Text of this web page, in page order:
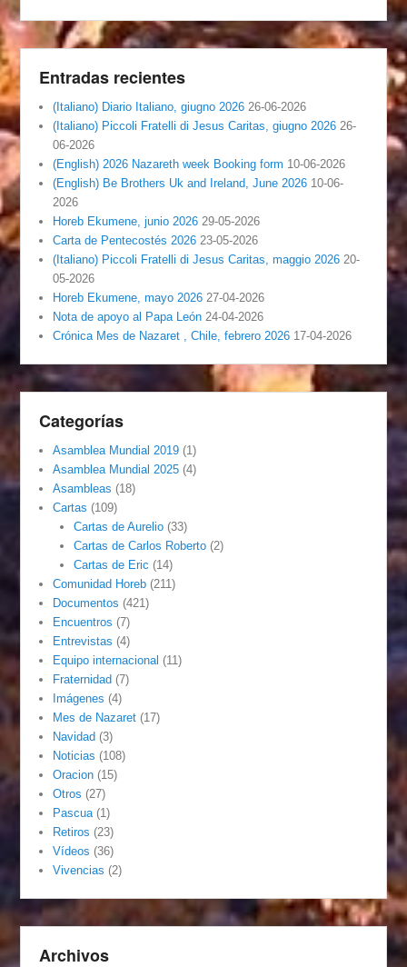
Entradas recientes
(Italiano) Diario Italiano, giugno 2026 26-06-2026
(Italiano) Piccoli Fratelli di Jesus Caritas, giugno 2026 26-
06-2026
(English) 2026 Nazareth week Booking form 10-06-2026
(English) Be Brothers Uk and Ireland, June 2026 10-06-
2026
Horeb Ekumene, junio 2026 29-05-2026
Carta de Pentecostés 2026 23-05-2026
(Italiano) Piccoli Fratelli di Jesus Caritas, maggio 2026 20-
05-2026
Horeb Ekumene, mayo 2026 27-04-2026
Nota de apoyo al Papa León 24-04-2026
Crónica Mes de Nazaret , Chile, febrero 2026 17-04-2026
Categorías
Asamblea Mundial 2019 (1)
Asamblea Mundial 2025 (4)
Asambleas (18)
Cartas (109)
Cartas de Aurelio(33)
Cartas de Carlos Roberto(2)
Cartas de Eric (14)
Comunidad Horeb (211)
Documentos (421)
Encuentros (7)
Entrevistas (4)
Equipo internacional (11)
Fraternidad (7)
Imágenes (4)
Mes de Nazaret (17)
Navidad (3)
Noticias (108)
Oracion (15)
Otros (27)
Pascua(1)
Retiros (23)
Vídeos (36)
Vivencias (2)
Archivos